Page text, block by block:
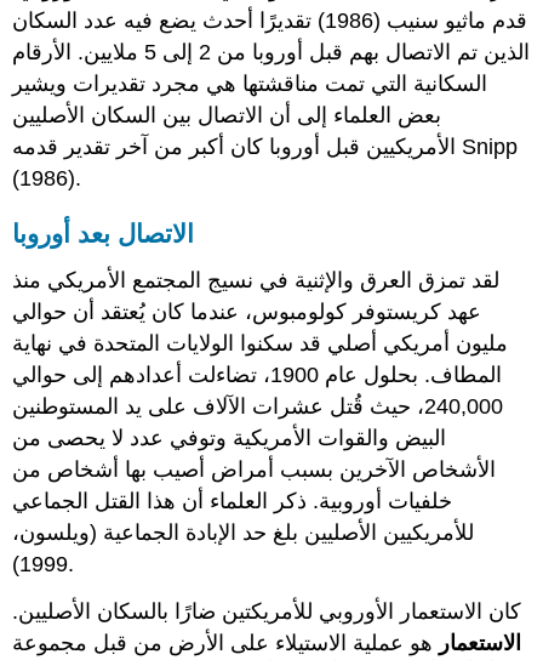
قدم ماثيو سنيب (1986) تقديرًا أحدث يضع فيه عدد السكان
الذين تم الاتصال بهم قبل أوروبا من 2 إلى 5 ملايين. الأرقام
السكانية التي تمت مناقشتها هي مجرد تقديرات ويشير
بعض العلماء إلى أن الاتصال بين السكان الأصليين
الأمريكيين قبل أوروبا كان أكبر من آخر تقدير قدمه Snipp
(1986).
الاتصال بعد أوروبا
لقد تمزق العرق والإثنية في نسيج المجتمع الأمريكي منذ
عهد كريستوفر كولومبوس، عندما كان يُعتقد أن حوالي
مليون أمريكي أصلي قد سكنوا الولايات المتحدة في نهاية
المطاف. بحلول عام 1900، تضاءلت أعدادهم إلى حوالي
240,000، حيث قُتل عشرات الآلاف على يد المستوطنين
البيض والقوات الأمريكية وتوفي عدد لا يحصى من
الأشخاص الآخرين بسبب أمراض أصيب بها أشخاص من
خلفيات أوروبية. ذكر العلماء أن هذا القتل الجماعي
للأمريكيين الأصليين بلغ حد الإبادة الجماعية (ويلسون،
1999).
كان الاستعمار الأوروبي للأمريكتين ضارًا بالسكان الأصليين.
الاستعمار هو عملية الاستيلاء على الأرض من قبل مجموعة